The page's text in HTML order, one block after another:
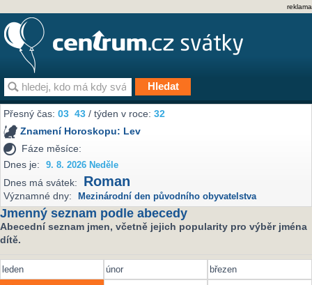
reklama
Přesný čas:03 43 / týden v roce:32
Znamení Horoskopu: Lev
Fáze měsíce:
Dnes je:
9. 8. 2026 Neděle
Dnes má svátek: Roman
Významné dny: Mezinárodní den původního obyvatelstva
Jmenný seznam podle abecedy
Abecední seznam jmen, včetně jejich popularity pro výběr jména
dítě.
leden únor
březen